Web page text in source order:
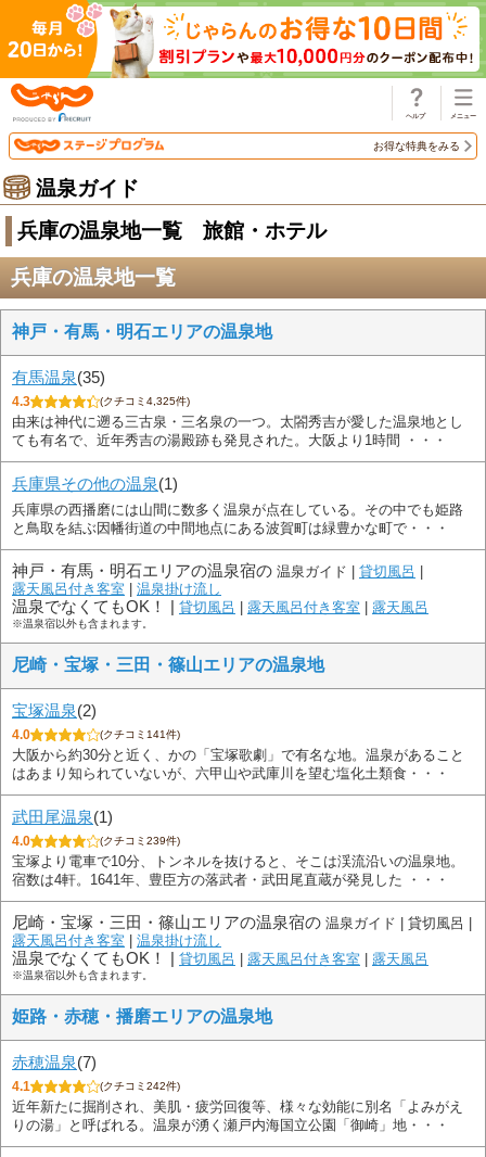
お得な特典をみる
温泉ガイド
兵庫の温泉地一覧 旅館・ホテル
兵庫の温泉地一覧
神戸・有馬・明石エリアの温泉地
有馬温泉(35)
4.3 (クチコミ4,325件)
由来は神代に遡る三古泉・三名泉の一つ。太閤秀吉が愛した温泉地とし
ても有名で、近年秀吉の湯殿跡も発見された。大阪より1時間 ・・・
兵庫県その他の温泉(1)
兵庫県の西播磨には山間に数多く温泉が点在している。その中でも姫路
と鳥取を結ぶ因幡街道の中間地点にある波賀町は緑豊かな町で・・・
神戸・有馬・明石エリアの温泉宿の 温泉ガイド | 貸切風呂 |
露天風呂付き客室 | 温泉掛け流し
温泉でなくてもOK！ | 貸切風呂 | 露天風呂付き客室 | 露天風呂
※温泉宿以外も含まれます。
尼崎・宝塚・三田・篠山エリアの温泉地
宝塚温泉(2)
4.0 (クチコミ141件)
大阪から約30分と近く、かの「宝塚歌劇」で有名な地。温泉があること
はあまり知られていないが、六甲山や武庫川を望む塩化土類食・・・
武田尾温泉(1)
4.0 (クチコミ239件)
宝塚より電車で10分、トンネルを抜けると、そこは渓流沿いの温泉地。
宿数は4軒。1641年、豊臣方の落武者・武田尾直蔵が発見した ・・・
尼崎・宝塚・三田・篠山エリアの温泉宿の 温泉ガイド | 貸切風呂 |
露天風呂付き客室 | 温泉掛け流し
温泉でなくてもOK！ | 貸切風呂 | 露天風呂付き客室 | 露天風呂
※温泉宿以外も含まれます。
姫路・赤穂・播磨エリアの温泉地
赤穂温泉(7)
4.1 (クチコミ242件)
近年新たに掘削され、美肌・疲労回復等、様々な効能に別名「よみがえ
りの湯」と呼ばれる。温泉が湧く瀬戸内海国立公園「御崎」地・・・